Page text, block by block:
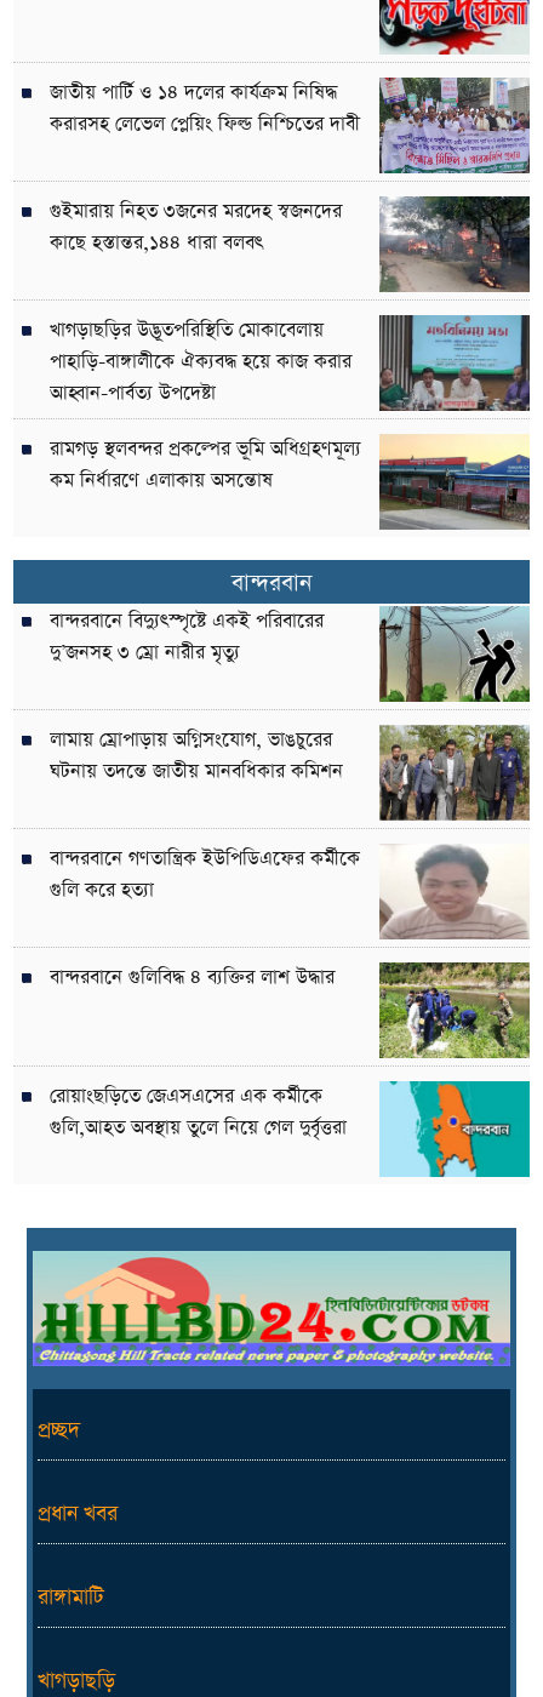
জাতীয় পার্টি ও ১৪ দলের কার্যক্রম নিষিদ্ধ
করারসহ লেভেল প্লেয়িং ফিল্ড নিশ্চিতের দাবী
গুইমারায় নিহত ৩জনের মরদেহ স্বজনদের
কাছে হস্তান্তর,১৪৪ ধারা বলবৎ
খাগড়াছড়ির উদ্ভূতপরিস্থিতি মোকাবেলায়
পাহাড়ি-বাঙ্গালীকে ঐক্যবদ্ধ হয়ে কাজ করার
আহ্বান-পার্বত্য উপদেষ্টা
রামগড় স্থলবন্দর প্রকল্পের ভূমি অধিগ্রহণমূল্য
কম নির্ধারণে এলাকায় অসন্তোষ
বান্দরবান
বান্দরবানে বিদ্যুৎস্পৃষ্টে একই পরিবারের
দু’জনসহ ৩ ম্রো নারীর মৃত্যু
লামায় ম্রোপাড়ায় অগ্নিসংযোগ, ভাঙচুরের
ঘটনায় তদন্তে জাতীয় মানবধিকার কমিশন
বান্দরবানে গণতান্ত্রিক ইউপিডিএফের কর্মীকে
গুলি করে হত্যা
বান্দরবানে গুলিবিদ্ধ ৪ ব্যক্তির লাশ উদ্ধার
রোয়াংছড়িতে জেএসএসের এক কর্মীকে
গুলি,আহত অবস্থায় তুলে নিয়ে গেল দুর্বৃত্তরা
প্রচ্ছদ
প্রধান খবর
রাঙ্গামাটি
খাগড়াছড়ি